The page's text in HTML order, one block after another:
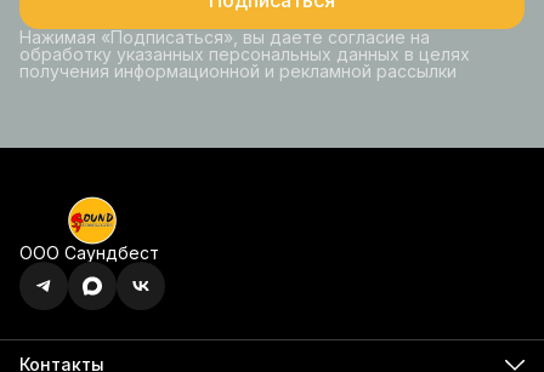
Нажимая «Подписаться», вы даете согласие на
обработку указанных персональных данных в целях
получения информационной и рекламной рассылки
ООО Саундбест
Контакты